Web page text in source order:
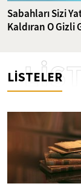
Sabahları Sizi
Kaldıran O Gizli
LİSTELER